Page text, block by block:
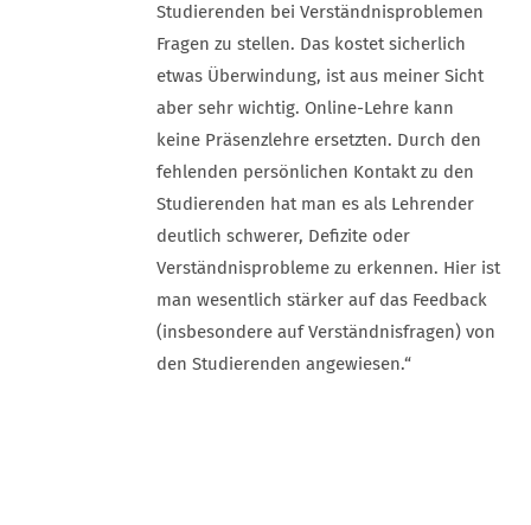
Studierenden bei Verständnisproblemen
Fragen zu stellen. Das kostet sicherlich
etwas Überwindung, ist aus meiner Sicht
aber sehr wichtig. Online-Lehre kann
keine Präsenzlehre ersetzten. Durch den
fehlenden persönlichen Kontakt zu den
Studierenden hat man es als Lehrender
deutlich schwerer, Defizite oder
Verständnisprobleme zu erkennen. Hier ist
man wesentlich stärker auf das Feedback
(insbesondere auf Verständnisfragen) von
den Studierenden angewiesen.“